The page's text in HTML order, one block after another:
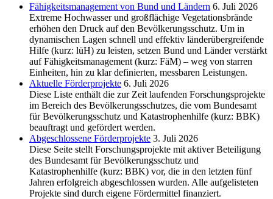
Fähigkeitsmanagement von Bund und Ländern 6. Juli 2026
Extreme Hochwasser und großflächige Vegetationsbrände
erhöhen den Druck auf den Bevölkerungsschutz. Um in
dynamischen Lagen schnell und effektiv länderübergreifende
Hilfe (kurz: lüH) zu leisten, setzen Bund und Länder verstärkt
auf Fähigkeitsmanagement (kurz: FäM) – weg von starren
Einheiten, hin zu klar definierten, messbaren Leistungen.
Aktuelle Förderprojekte 6. Juli 2026
Diese Liste enthält die zur Zeit laufenden Forschungsprojekte
im Bereich des Be­völkerungs­schutzes, die vom Bundesamt
für Bevölkerungsschutz und Katastrophenhilfe (kurz: BBK)
beauftragt und gefördert werden.
Abgeschlos­sene Förderprojekte 3. Juli 2026
Diese Seite stellt Forschungsprojekte mit aktiver Beteiligung
des Bundesamt für Bevölkerungsschutz und
Katastrophenhilfe (kurz: BBK) vor, die in den letzten fünf
Jahren erfolgreich abgeschlossen wurden. Alle aufgelisteten
Projekte sind durch eigene Fördermittel finanziert.